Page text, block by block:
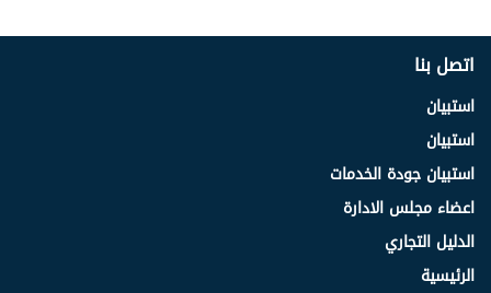
اتصل بنا
استبيان
استبيان
استبيان جودة الخدمات
اعضاء مجلس الادارة
الدليل التجاري
الرئيسية